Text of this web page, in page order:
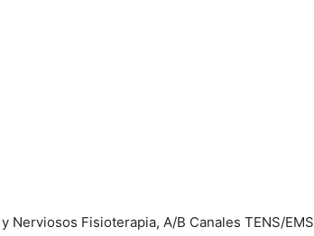
Nerviosos Fisioterapia, A/B Canales TENS/EMS